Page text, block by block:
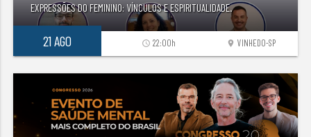
EXPRESSÕES DO FEMININO: VÍNCULOS E ESPIRITUALIDADE.
21 AGO location_on VINHEDO-SP
access_time 22:00h